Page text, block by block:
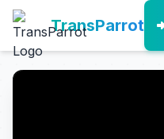
TransParrot